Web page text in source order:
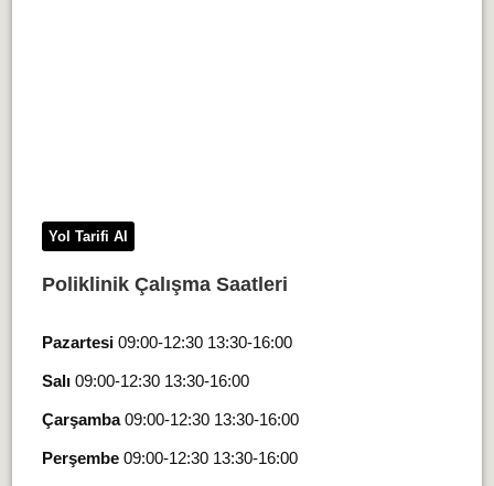
Yol Tarifi Al
Poliklinik Çalışma Saatleri
Pazartesi09:00-12:30 13:30-16:00
Salı09:00-12:30 13:30-16:00
Çarşamba09:00-12:30 13:30-16:00
Perşembe09:00-12:30 13:30-16:00